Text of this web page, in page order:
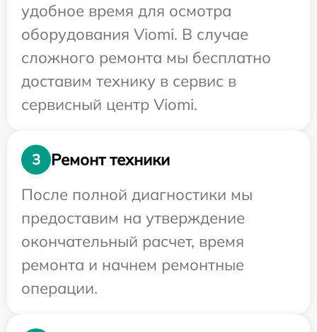
удобное время для осмотра
оборудования Viomi. В случае
сложного ремонта мы бесплатно
доставим технику в сервис в
сервисный центр Viomi.
3
Ремонт техники
После полной диагностики мы
предоставим на утверждение
окончательный расчет, время
ремонта и начнем ремонтные
операции.